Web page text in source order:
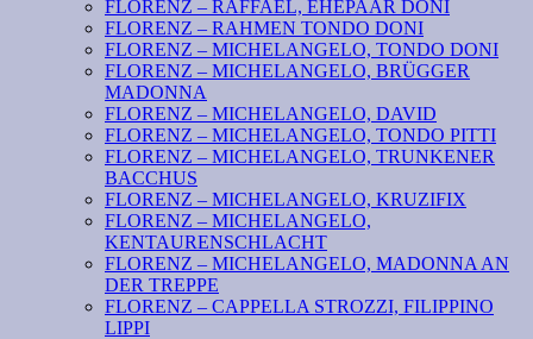
FLORENZ – RAFFAEL, EHEPAAR DONI
FLORENZ – RAHMEN TONDO DONI
FLORENZ – MICHELANGELO, TONDO DONI
FLORENZ – MICHELANGELO, BRÜGGER
MADONNA
FLORENZ – MICHELANGELO, DAVID
FLORENZ – MICHELANGELO, TONDO PITTI
FLORENZ – MICHELANGELO, TRUNKENER
BACCHUS
FLORENZ – MICHELANGELO, KRUZIFIX
FLORENZ – MICHELANGELO,
KENTAURENSCHLACHT
FLORENZ – MICHELANGELO, MADONNA AN
DER TREPPE
FLORENZ – CAPPELLA STROZZI, FILIPPINO
LIPPI